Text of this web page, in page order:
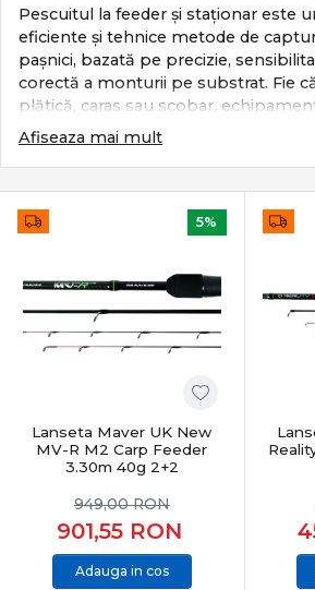
Pescuitul la feeder și staționar este
eficiente și tehnice metode de
pașnici, bazată pe precizie,
corectă a monturii pe substrat. Fie
plătică, caras sau scobar,
diferența între o partidă obișnuită și
Categoria Feeder & Staționar din
pescuit modern, adaptate atât
râurilor cu curent.
Acest stil de pescuit se bazează pe:
lansări precise pe vad nădit
control total al monturii pe
Este un pescuit tehnic, eficient și
Categoria Feeder & Staționar
de echipamente:
Afiseaza mai mult
5%
Lanseta Maver UK New
MV-R M2 Carp Feeder
3.30m 40g 2+2
901,55 RON
949,00RON
Adauga in cos